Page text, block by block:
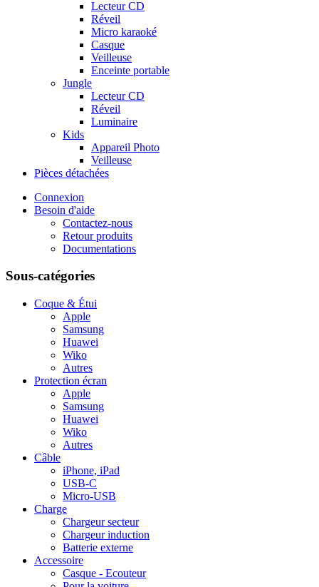
Lecteur CD
Réveil
Micro karaoké
Casque
Veilleuse
Enceinte portable
Jungle
Lecteur CD
Réveil
Luminaire
Kids
Appareil Photo
Veilleuse
Pièces détachées
Connexion
Besoin d'aide
Contactez-nous
Retour produits
Documentations
Sous-catégories
Coque & Étui
Apple
Samsung
Huawei
Wiko
Autres
Protection écran
Apple
Samsung
Huawei
Wiko
Autres
Câble
iPhone, iPad
USB-C
Micro-USB
Charge
Chargeur secteur
Chargeur induction
Batterie externe
Accessoire
Casque - Ecouteur